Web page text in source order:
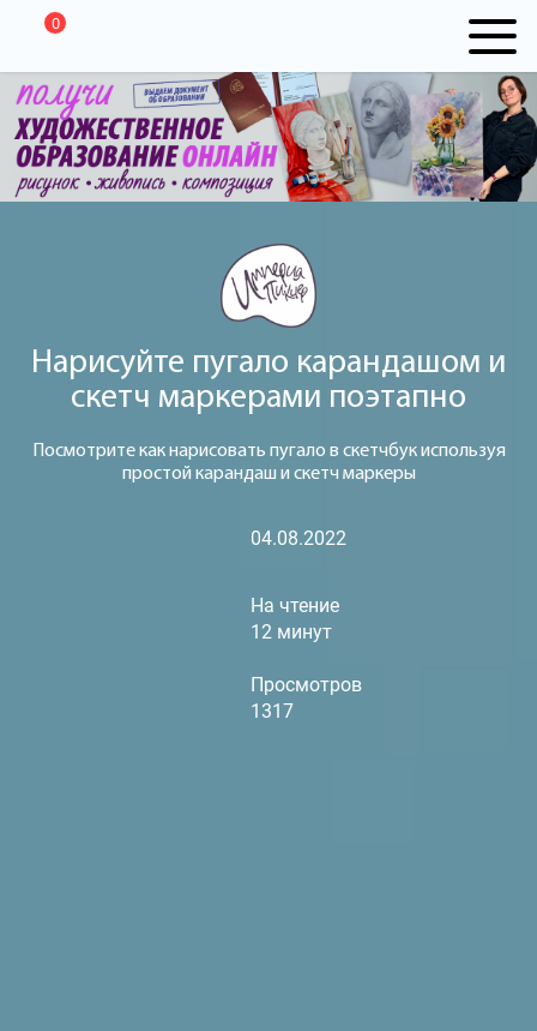
0
Нарисуйте пугало карандашом и
скетч маркерами поэтапно
Посмотрите как нарисовать пугало в скетчбук используя
простой карандаш и скетч маркеры
04.08.2022
На чтение
12 минут
Просмотров
1317